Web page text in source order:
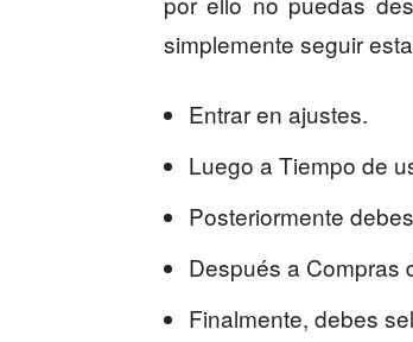
simplemente seguir
Entrar en ajustes.
Luego a Tiempo de
Posteriormente
Después a Compras
Finalmente, debes